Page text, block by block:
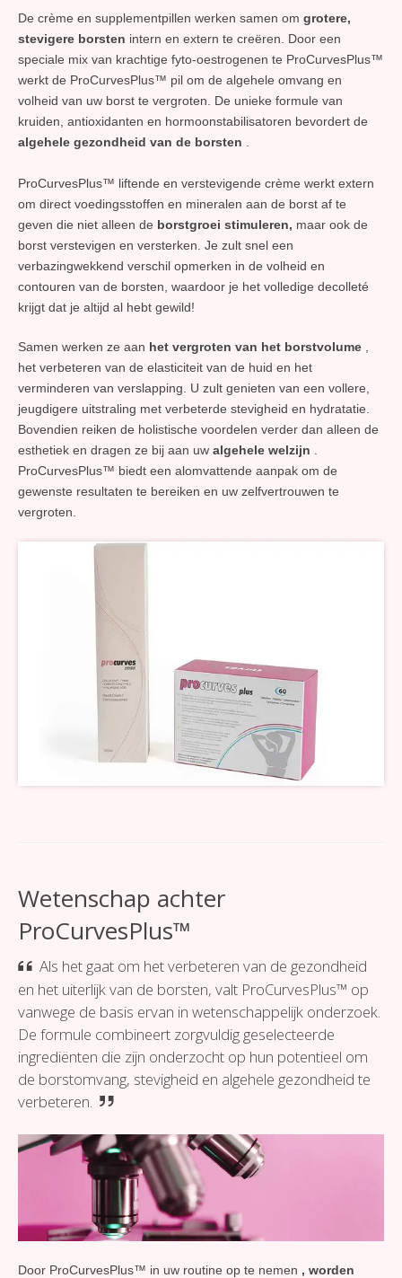
De crème en supplementpillen werken samen om grotere,
stevigere borsten intern en extern te creëren. Door een
speciale mix van krachtige fyto-oestrogenen te ProCurvesPlus™
werkt de ProCurvesPlus™ pil om de algehele omvang en
volheid van uw borst te vergroten. De unieke formule van
kruiden, antioxidanten en hormoonstabilisatoren bevordert de
algehele gezondheid van de borsten
ProCurvesPlus™ liftende en verstevigende crème werkt extern
om direct voedingsstoffen en mineralen aan de borst af te
geven die niet alleen de borstgroei stimuleren, maar ook de
borst verstevigen en versterken. Je zult snel een
verbazingwekkend verschil opmerken in de volheid en
contouren van de borsten, waardoor je het volledige decolleté
krijgt dat je altijd al hebt gewild!
Samen werken ze aan het vergroten van het borstvolume
het verbeteren van de elasticiteit van de huid en het
verminderen van verslapping. U zult genieten van een vollere,
jeugdigere uitstraling met verbeterde stevigheid en hydratatie.
Bovendien reiken de holistische voordelen verder dan alleen de
esthetiek en dragen ze bij aan uw algehele welzijn
ProCurvesPlus™ biedt een alomvattende aanpak om de
gewenste resultaten te bereiken en uw zelfvertrouwen te
vergroten.
Wetenschap achter
ProCurvesPlus™
Als het gaat om het verbeteren van de gezondheid
en het uiterlijk van de borsten, valt ProCurvesPlus™ op
vanwege de basis ervan in wetenschappelijk onderzoek.
De formule combineert zorgvuldig geselecteerde
ingrediënten die zijn onderzocht op hun potentieel om
de borstomvang, stevigheid en algehele gezondheid te
verbeteren.
Door ProCurvesPlus™ in uw routine op te nemen , worden